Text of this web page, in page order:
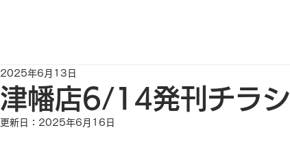
津幡店6/14発刊チラシ
2025年6月13日
更新日： 2025年6月16日